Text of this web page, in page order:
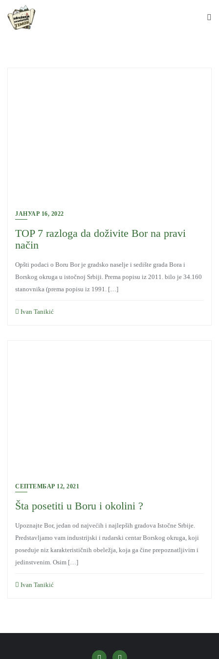
content
ЈАНУАР 16, 2022
TOP 7 razloga da doživite Bor na pravi
način
Opšti podaci o Boru Bor je gradsko naselje i sedište grada Bora i
Borskog okruga u istočnoj Srbiji. Prema popisu iz 2011. bilo je 34.160
stanovnika (prema popisu iz 1991. […]
Ivan Tanikić
СЕПТЕМБАР 12, 2021
Šta posetiti u Boru i okolini ?
Upoznajte Bor, jedan od najvećih i najlepših gradova Istočne Srbije.
Predstavljamo vam industrijski i rudarski centar Borskog okruga, koji
poseduje niz karakterističnih obeležja, koja ga čine prepoznatljivim i
jedinstvenim. Osim […]
Ivan Tanikić